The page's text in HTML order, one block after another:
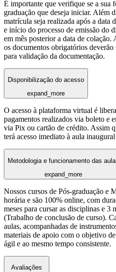
É importante que verifique se a sua
graduação que deseja iniciar. Além
matrícula seja realizada após a data
e início do processo de emissão do
em mês posterior a data de colação.
os documentos obrigatórios
para validação da documentação.
Disponibilização do acesso
expand_more
O acesso à plataforma virtual é
pagamentos realizados via boleto e
via Pix ou cartão de crédito. Assim
terá acesso imediato à aula
Metodologia e funcionamento das
expand_more
Nossos cursos de Pós-graduação e
horária e são 100% online, com
meses para cursar as disciplinas e 3
(Trabalho de conclusão de curso).
aulas, acompanhadas de
materiais de apoio com o objetivo
ágil e ao mesmo tempo consistente.
Avaliações